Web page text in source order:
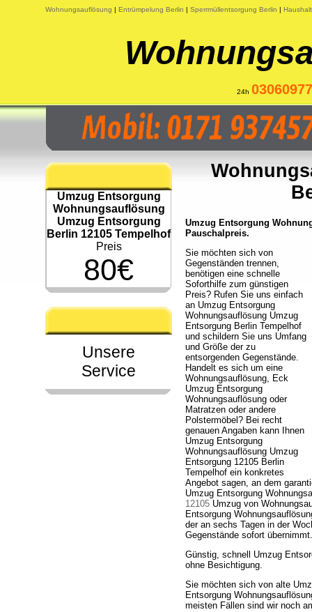
Wohnungsauflösung | Entrümpelung Berlin | Sperrmüllentsorgung Berlin |
24h
Umzug Entsorgung
Wohnungsauflösung
Umzug Entsorgung
Berlin 12105 Tempelhof
Preis
80€
Unsere
Service
Umzug Entsorgung
Pauschalpreis.
Sie möchten sich von
Gegenständen trennen,
benötigen eine schnelle
Soforthilfe zum günstigen
Preis? Rufen Sie uns einfach
an Umzug Entsorgung
Wohnungsauflösung Umzug
Entsorgung Berlin Tempelhof
und schildern Sie uns Umfang
und Größe der zu
entsorgenden Gegenstände.
Handelt es sich um eine
Wohnungsauflösung, Eck
Umzug Entsorgung
Wohnungsauflösung oder
Matratzen oder andere
Polstermöbel? Bei recht
genauen Angaben kann Ihnen
Umzug Entsorgung
Wohnungsauflösung Umzug
Entsorgung 12105 Berlin
Tempelhof ein konkretes
Angebot sagen, an dem
Umzug Entsorgung
12105 Umzug von
Entsorgung
der an sechs Tagen in der
Gegenstände sofort übernimmt.
Günstig, schnell Umzug
ohne Besichtigung.
Sie möchten sich von alte
Entsorgung
meisten Fällen sind wir noch